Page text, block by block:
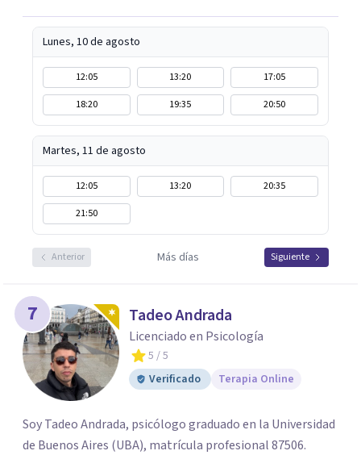
Lunes, 10 de agosto
12:05 13:20
17:05
18:20
19:35 20:50
Martes, 11 de agosto
12:05 13:20
20:35
21:50
Anterior Más días Siguiente
7 Tadeo Andrada
Licenciado en Psicología
5 / 5
Verificado
Terapia Online
Soy Tadeo Andrada, psicólogo graduado en la Universidad
de Buenos Aires (UBA), matrícula profesional 87506.